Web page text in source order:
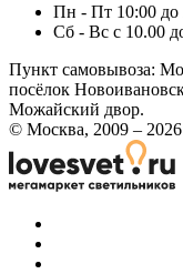
Пн - Пт 10:00 до
Сб - Вс с 10.00
Пункт самовывоза:
посёлок
Можайский двор.
© Москва, 2009 – 2026